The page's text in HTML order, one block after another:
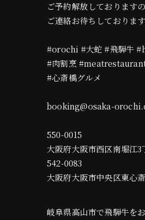
ご予約解放しておりますの
ご連絡お待ちしておりま
#orochi #大蛇 #飛騨牛
#肉割烹
#心斎橋グルメ
booking@osaka-
550-0015
大阪府大阪市西区南堀江3
542-0083
大阪府大阪市中央区東心
岐阜県高山市で飛騨牛を